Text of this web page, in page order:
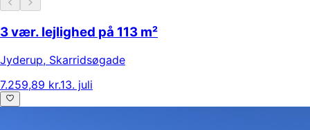
3 vær. lejlighed på 113 m²
Jyderup, Skarridsøgade
7.259,89 kr.13. juli